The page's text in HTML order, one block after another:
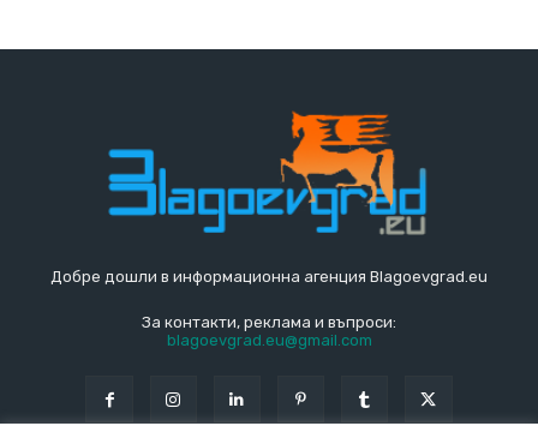
Добре дошли в информационна агенция Blagoevgrad.eu
За контакти, реклама и въпроси:
blagoevgrad.eu@gmail.com